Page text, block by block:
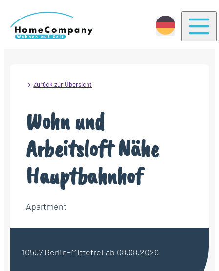
Zurück zur Übersicht
Wohn und
Arbeitsloft Nähe
Hauptbahnhof
Apartment
10557 Berlin–Mittefrei ab 08.08.2026